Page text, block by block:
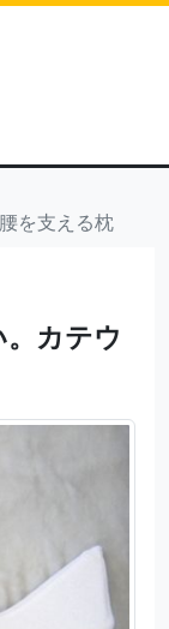
を支える枕
カテウ